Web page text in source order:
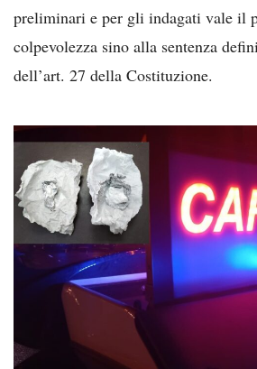
preliminari e per gli indagati vale il
colpevolezza sino alla sentenza
dell’art. 27 della Costituzione.